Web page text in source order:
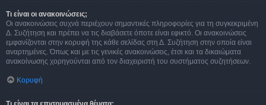
Τι είναι οι ανακοινώσεις;
Οι ανακοινώσεις συχνά περιέχουν σημαντικές πληροφορίες για τη συγκεκριμένη
Δ. Συζήτηση και πρέπει να τις διαβάσετε όποτε είναι εφικτό. Οι ανακοινώσεις
εμφανίζονται στην κορυφή της κάθε σελίδας στη Δ. Συζήτηση στην οποία είναι
αναρτημένες. Όπως και με τις γενικές ανακοινώσεις, έτσι και τα δικαιώματα
ανακοίνωσης χορηγούνται από τον διαχειριστή του συστήματος συζητήσεων.
Κορυφή